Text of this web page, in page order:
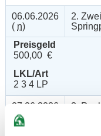
06.06.2026
( n)
2.
Preisgeld
500,00 €
LKL/Art
2 3 4 LP
07.06.2026
(v)
3.